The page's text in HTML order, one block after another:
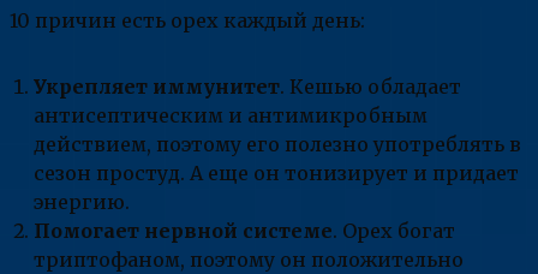
10 причин есть орех каждый день:
Укрепляет иммунитет. Кешью обладает
антисептическим и антимикробным
действием, поэтому его полезно употреблять в
сезон простуд. А еще он тонизирует и придает
энергию.
Помогает нервной системе. Орех богат
триптофаном, поэтому он положительно